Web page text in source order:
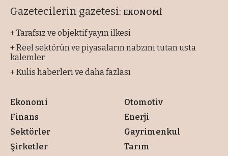
Gazetecilerin gazetesi: EKONOMİ
+ Tarafsız ve objektif yayın ilkesi
+ Reel sektörün ve piyasaların nabzını tutan usta
kalemler
+ Kulis haberleri ve daha fazlası
Ekonomi
Finans
Sektörler
Şirketler
Otomotiv
Enerji
Gayrimenkul
Tarım